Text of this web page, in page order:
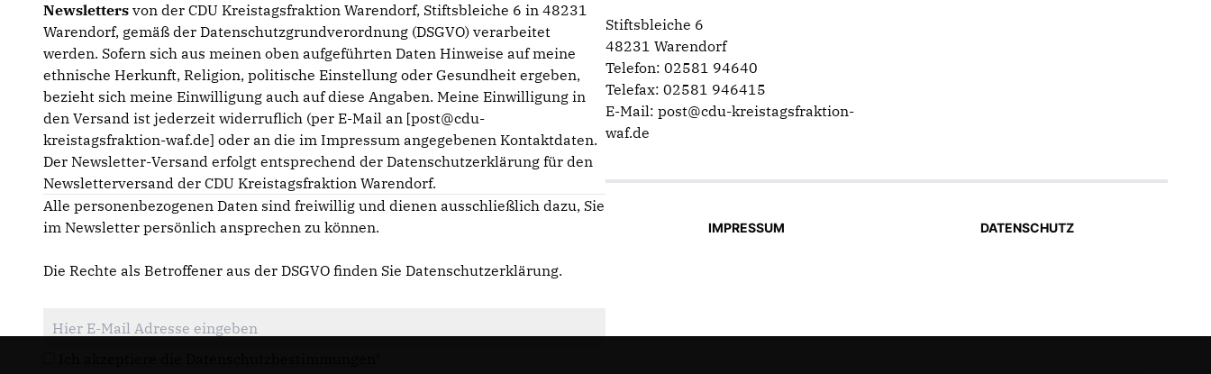
Newsletters von der CDU Kreistagsfraktion Warendorf, Stiftsbleiche 6 in 48231
Warendorf, gemäß der Datenschutzgrundverordnung (DSGVO) verarbeitet
werden. Sofern sich aus meinen oben aufgeführten Daten Hinweise auf meine
ethnische Herkunft, Religion, politische Einstellung oder Gesundheit ergeben,
bezieht sich meine Einwilligung auch auf diese Angaben. Meine Einwilligung in
den Versand ist jederzeit widerruflich (per E-Mail an [post@cdu-
kreistagsfraktion-waf.de] oder an die im Impressum angegebenen Kontaktdaten.
Der Newsletter-Versand erfolgt entsprechend der Datenschutzerklärung für den
Newsletterversand der CDU Kreistagsfraktion Warendorf.
Alle personenbezogenen Daten sind freiwillig und dienen ausschließlich dazu, Sie
im Newsletter persönlich ansprechen zu können.
Die Rechte als Betroffener aus der DSGVO finden Sie Datenschutzerklärung.
Stiftsbleiche 6
48231 Warendorf
Telefon: 02581 94640
Telefax: 02581 946415
E-Mail: post@cdu-kreistagsfraktion-
waf.de
IMPRESSUM DATENSCHUTZ